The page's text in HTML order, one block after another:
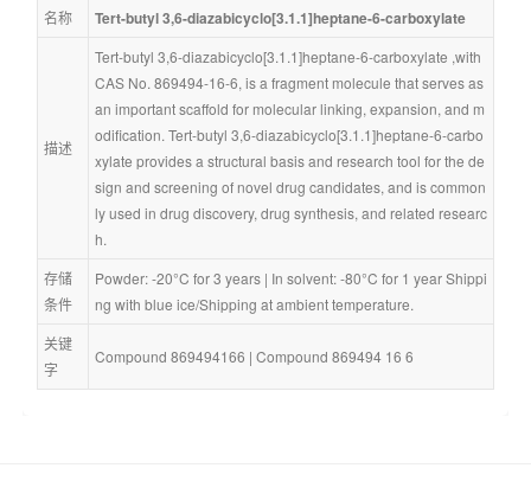
名称 Tert-butyl 3,6-diazabicyclo[3.1.1]heptane-6-carboxylate
描述
Tert-butyl 3,6-diazabicyclo[3.1.1]heptane-6-carboxylate ,with
CAS No. 869494-16-6, is a fragment molecule that serves as
an important scaffold for molecular linking, expansion, and m
odification. Tert-butyl 3,6-diazabicyclo[3.1.1]heptane-6-carbo
xylate provides a structural basis and research tool for the de
sign and screening of novel drug candidates, and is common
ly used in drug discovery, drug synthesis, and related researc
h.
存储
条件
Powder: -20°C for 3 years | In solvent: -80°C for 1 year Shippi
ng with blue ice/Shipping at ambient temperature.
关键
字
Compound 869494166 | Compound 869494 16 6